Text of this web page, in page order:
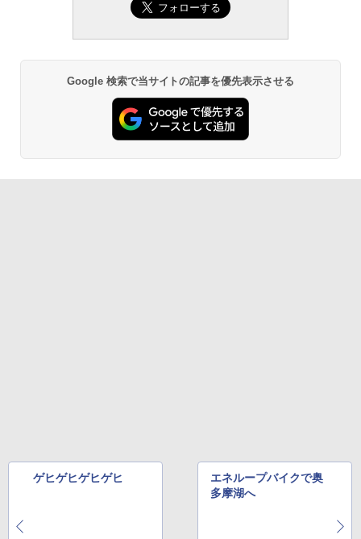
Google 検索で当サイトの記事を優先表示させる
ゲヒゲヒゲヒゲヒ
エネループバイクで奥
多摩湖へ